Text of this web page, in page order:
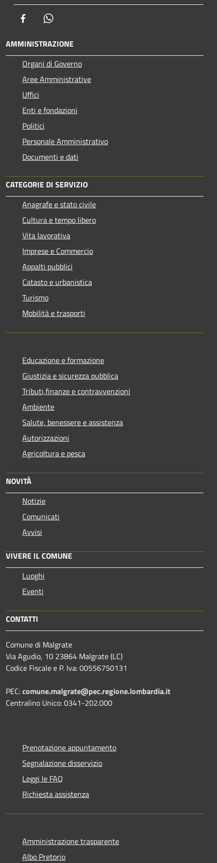
Facebook
AMMINISTRAZIONE
Organi di Governo
Aree Amministrative
Uffici
Enti e fondazioni
Politici
Personale Amministrativo
Documenti e dati
CATEGORIE DI SERVIZIO
Anagrafe e stato civile
Cultura e tempo libero
Vita lavorativa
Imprese e Commercio
Appalti pubblici
Catasto e urbanistica
Turismo
Mobilità e trasporti
Educazione e formazione
Giustizia e sicurezza pubblica
Tributi,finanze e contravvenzioni
Ambiente
Salute, benessere e assistenza
Autorizzazioni
Agricoltura e pesca
NOVITÀ
Notizie
Comunicati
Avvisi
VIVERE IL COMUNE
Luoghi
Eventi
CONTATTI
Comune di Malgrate
Via Agudio, 10 23864 Malgrate (LC)
Codice Fiscale e P. Iva: 00556750131
PEC:comune.malgrate@pec.regione.lombardia.it
Centralino Unico: 0341-202.000
Prenotazione appuntamento
Segnalazione disservizio
Leggi le FAQ
Richiesta assistenza
Amministrazione trasparente
Albo Pretorio